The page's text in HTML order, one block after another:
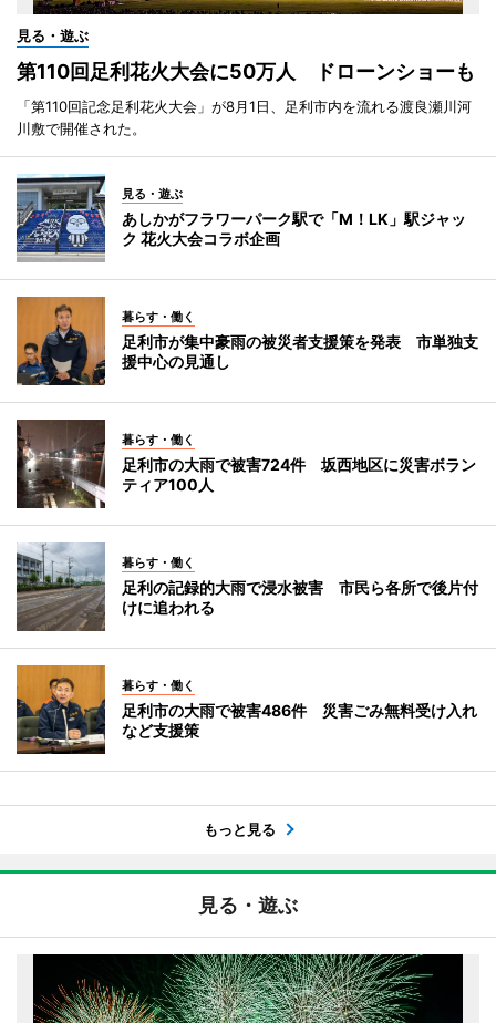
見る・遊ぶ
第110回足利花火大会に50万人 ドローンショーも
「第110回記念足利花火大会」が8月1日、足利市内を流れる渡良瀬川河
川敷で開催された。
見る・遊ぶ
あしかがフラワーパーク駅で「M！LK」駅ジャッ
ク 花火大会コラボ企画
暮らす・働く
足利市が集中豪雨の被災者支援策を発表 市単独支
援中心の見通し
暮らす・働く
足利市の大雨で被害724件 坂西地区に災害ボラン
ティア100人
暮らす・働く
足利の記録的大雨で浸水被害 市民ら各所で後片付
けに追われる
暮らす・働く
足利市の大雨で被害486件 災害ごみ無料受け入れ
など支援策
もっと見る
見る・遊ぶ